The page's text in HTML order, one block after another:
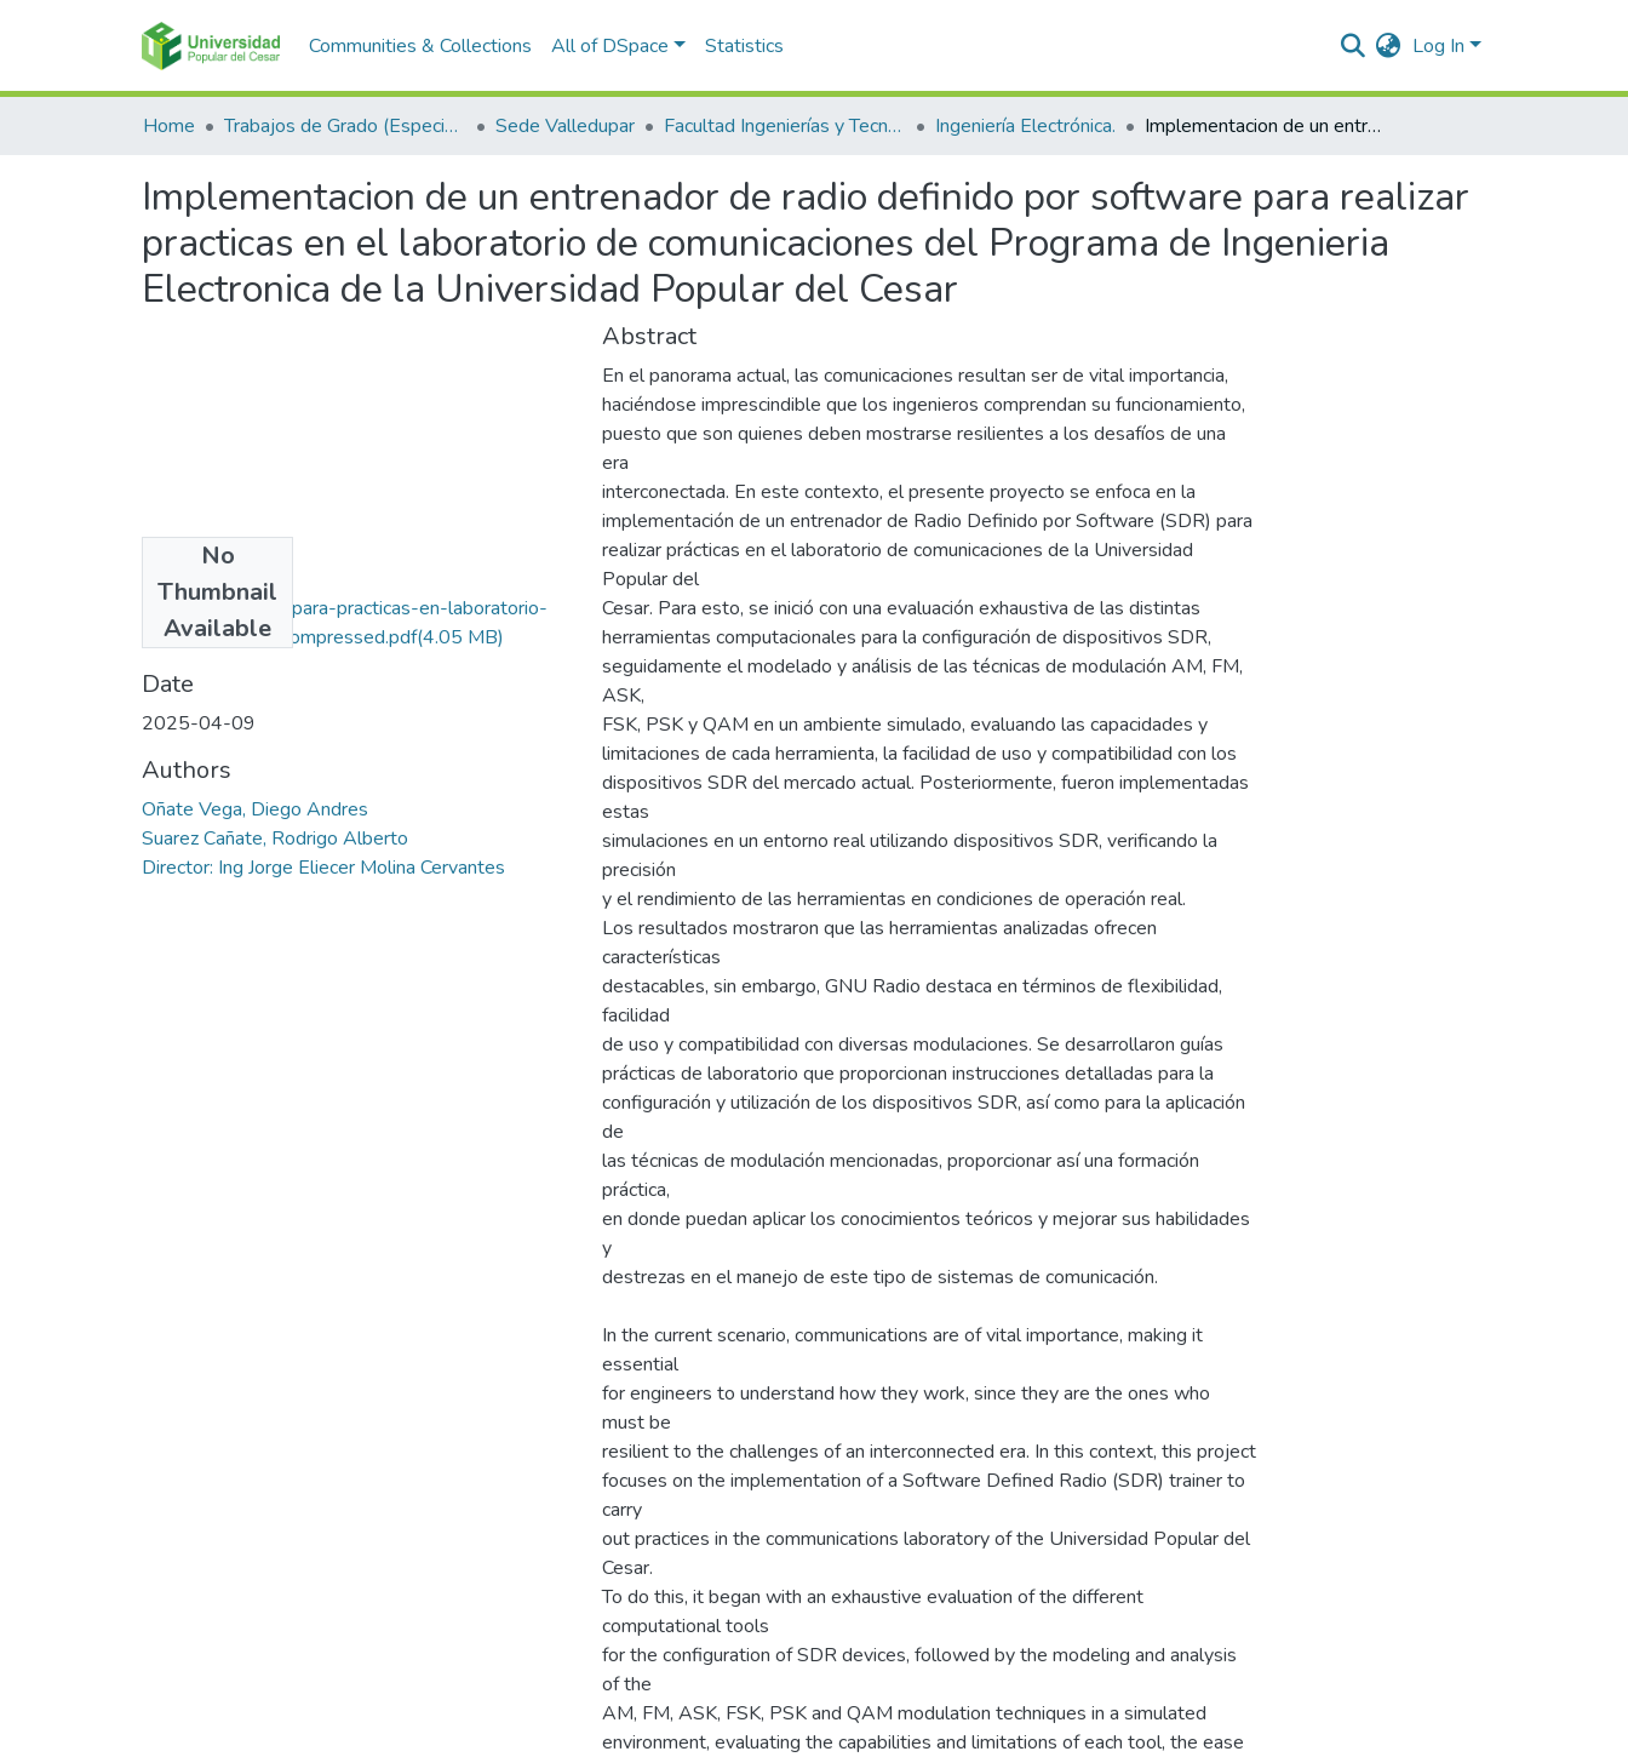
Communities & Collections All of DSpace Statistics Log In
Home Trabajos de Grado (Especializaciones y Pregrados) Sede Valledupar Facultad Ingenierías y Tecnologías Ingeniería Electrónica. Implementacion de un entrenador de radio definido por software para realizar practicas en el laboratorio de comunicaciones del Programa de Ingenieria Electronica de la Universidad Popular del Cesar
Implementacion de un entrenador de radio definido por software para realizar
practicas en el laboratorio de comunicaciones del Programa de Ingenieria
Electronica de la Universidad Popular del Cesar
No
Thumbnail
Available
Entrenador-SDR-para-practicas-en-laboratorio-
comunicaciones_compressed.pdf(4.05 MB)
Date
2025-04-09
Authors
Oñate Vega, Diego Andres
Suarez Cañate, Rodrigo Alberto
Director: Ing Jorge Eliecer Molina Cervantes
Abstract
En el panorama actual, las comunicaciones resultan ser de vital importancia,
haciéndose imprescindible que los ingenieros comprendan su funcionamiento,
puesto que son quienes deben mostrarse resilientes a los desafíos de una
era
interconectada. En este contexto, el presente proyecto se enfoca en la
implementación de un entrenador de Radio Definido por Software (SDR) para
realizar prácticas en el laboratorio de comunicaciones de la Universidad
Popular del
Cesar. Para esto, se inició con una evaluación exhaustiva de las distintas
herramientas computacionales para la configuración de dispositivos SDR,
seguidamente el modelado y análisis de las técnicas de modulación AM, FM,
ASK,
FSK, PSK y QAM en un ambiente simulado, evaluando las capacidades y
limitaciones de cada herramienta, la facilidad de uso y compatibilidad con los
dispositivos SDR del mercado actual. Posteriormente, fueron implementadas
estas
simulaciones en un entorno real utilizando dispositivos SDR, verificando la
precisión
y el rendimiento de las herramientas en condiciones de operación real.
Los resultados mostraron que las herramientas analizadas ofrecen
características
destacables, sin embargo, GNU Radio destaca en términos de flexibilidad,
facilidad
de uso y compatibilidad con diversas modulaciones. Se desarrollaron guías
prácticas de laboratorio que proporcionan instrucciones detalladas para la
configuración y utilización de los dispositivos SDR, así como para la aplicación
de
las técnicas de modulación mencionadas, proporcionar así una formación
práctica,
en donde puedan aplicar los conocimientos teóricos y mejorar sus habilidades
y
destrezas en el manejo de este tipo de sistemas de comunicación.
In the current scenario, communications are of vital importance, making it
essential
for engineers to understand how they work, since they are the ones who
must be
resilient to the challenges of an interconnected era. In this context, this project
focuses on the implementation of a Software Defined Radio (SDR) trainer to
carry
out practices in the communications laboratory of the Universidad Popular del
Cesar.
To do this, it began with an exhaustive evaluation of the different
computational tools
for the configuration of SDR devices, followed by the modeling and analysis
of the
AM, FM, ASK, FSK, PSK and QAM modulation techniques in a simulated
environment, evaluating the capabilities and limitations of each tool, the ease